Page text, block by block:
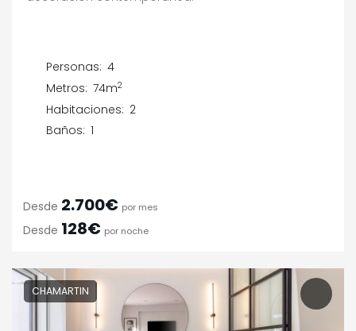
Personas: 4
Metros: 74m2
Habitaciones: 2
Baños: 1
Desde 2.700€ por mes
Desde 128€ por noche
CHAMARTIN